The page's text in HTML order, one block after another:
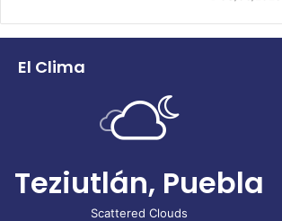
El Clima
Teziutlán, Puebla
Scattered Clouds